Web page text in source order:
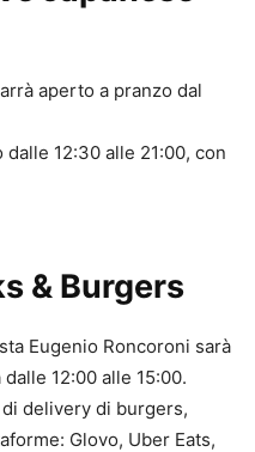
aperto a pranzo dal
12:30 alle 21:00, con
& Burgers
Eugenio Roncoroni sarà
12:00 alle 15:00.
delivery di burgers,
Glovo, Uber Eats,